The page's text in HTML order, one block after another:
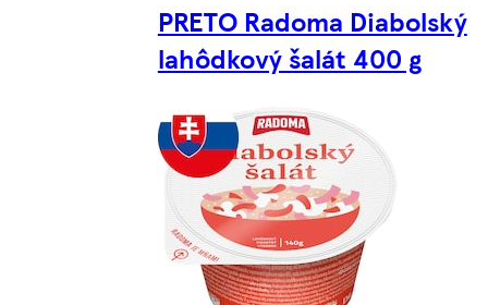
PRETO Radoma Diabolský
lahôdkový šalát 400 g